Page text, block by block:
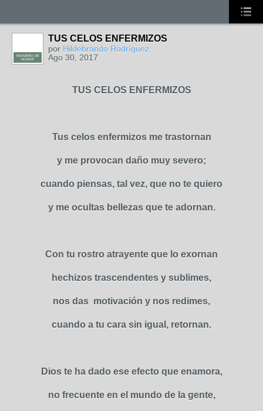
MIEMBRO DE
HONOR
TUS CELOS ENFERMIZOS
por Hildebrando Rodríguez
Ago 30, 2017
TUS CELOS ENFERMIZOS
Tus celos enfermizos me trastornan
y me provocan daño muy severo;
cuando piensas, tal vez, que no te quiero
y me ocultas bellezas que te adornan.
Con tu rostro atrayente que lo exornan
hechizos trascendentes y sublimes,
nos das motivación y nos redimes,
cuando a tu cara sin igual, retornan.
Dios te ha dado ese efecto que enamora,
no frecuente en el mundo de la gente,